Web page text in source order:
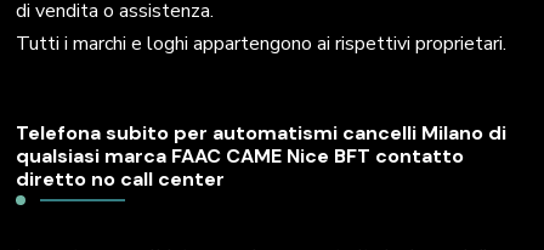
di vendita o assistenza.
Tutti i marchi e loghi appartengono ai rispettivi proprietari.
Telefona subito per automatismi cancelli Milano di
qualsiasi marca FAAC CAME Nice BFT contatto
diretto no call center